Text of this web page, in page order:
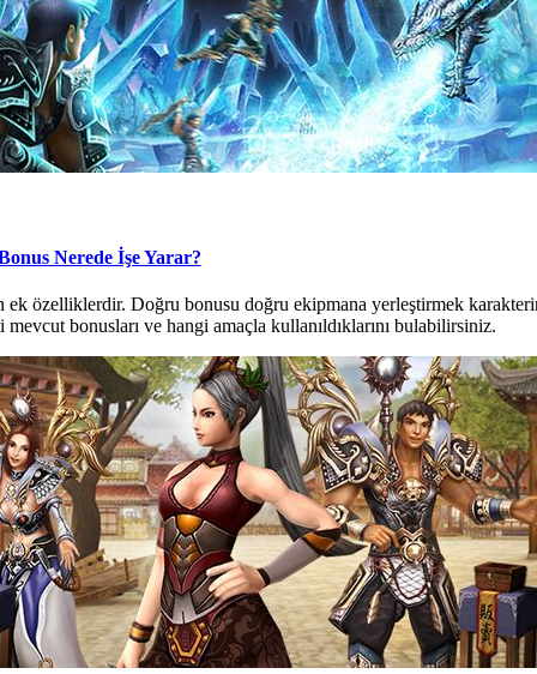
Nerede İşe Yarar?
ek özelliklerdir. Doğru bonusu doğru ekipmana yerleştirmek
bonusları ve hangi amaçla kullanıldıklarını bulabilirsiniz.